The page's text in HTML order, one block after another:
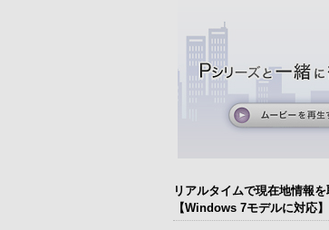
リアルタイムで現在地情報
【Windows 7モデルに対応】